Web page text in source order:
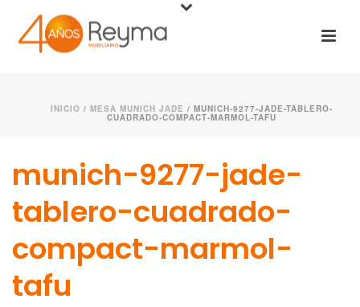
INICIO / MESA MUNICH JADE / MUNICH-9277-JADE-TABLERO-
CUADRADO-COMPACT-MARMOL-TAFU
munich-9277-jade-
tablero-cuadrado-
compact-marmol-
tafu